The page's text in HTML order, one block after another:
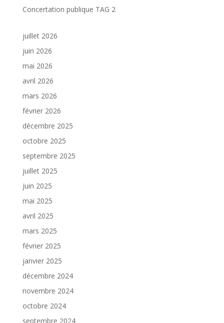
Concertation publique TAG 2
juillet 2026
juin 2026
mai 2026
avril 2026
mars 2026
février 2026
décembre 2025
octobre 2025
septembre 2025
juillet 2025
juin 2025
mai 2025
avril 2025
mars 2025
février 2025
janvier 2025
décembre 2024
novembre 2024
octobre 2024
septembre 2024